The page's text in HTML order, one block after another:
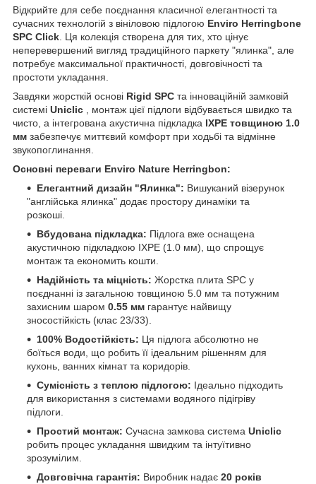
Відкрийте для себе поєднання класичної елегантності та
сучасних технологій з вініловою підлогою Enviro Herringbone
SPC Click. Ця колекція створена для тих, хто цінує
неперевершений вигляд традиційного паркету "ялинка", але
потребує максимальної практичності, довговічності та
простоти укладання.
Завдяки жорсткій основі Rigid SPC та інноваційній замковій
системі Uniclic , монтаж цієї підлоги відбувається швидко та
чисто, а інтегрована акустична підкладка IXPE товщиною 1.0
мм забезпечує миттєвий комфорт при ходьбі та відмінне
звукопоглинання.
Основні переваги Enviro Nature Herringbon:
Елегантний дизайн "Ялинка": Вишуканий візерунок
"англійська ялинка" додає простору динаміки та
розкоші.
Вбудована підкладка: Підлога вже оснащена
акустичною підкладкою IXPE (1.0 мм), що спрощує
монтаж та економить кошти.
Надійність та міцність: Жорстка плита SPC у
поєднанні із загальною товщиною 5.0 мм та потужним
захисним шаром 0.55 мм гарантує найвищу
зносостійкість (клас 23/33).
100% Водостійкість: Ця підлога абсолютно не
боїться води, що робить її ідеальним рішенням для
кухонь, ванних кімнат та коридорів.
Сумісність з теплою підлогою: Ідеально підходить
для використання з системами водяного підігріву
підлоги.
Простий монтаж: Сучасна замкова система Uniclic
робить процес укладання швидким та інтуїтивно
зрозумілим.
Довговічна гарантія: Виробник надає 20 років